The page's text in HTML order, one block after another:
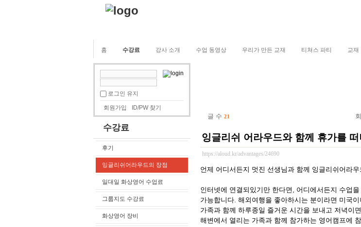
홈 수강료 강사 소개 수업 동영상 우리가 만든 교재 티쳐스 파티 교재
로그인 유지
회원가입 ID/PW 찾기
수강료
후기
잉글리쉬어라우드의 장점
일대일 화상영어 수업료
그룹지도 수강료
화상영어 장비
글 수 21
잉글리쉬 어라우드와 함께 휴가를 떠
https://aloud.kr/advantages/24690
언제 어디서든지 멋진 선생님과 함께 잉글리쉬어라
인터넷에 연결되있기만 한다면, 어디에서든지 수업
가능합니다. 해외여행을 좋아하시는 분이라면 미국
가족과 함께 하루종일 즐거운 시간을 보내고 저녁이
해변에서 열리는 가족과 함께 참가하는 영어캠프에